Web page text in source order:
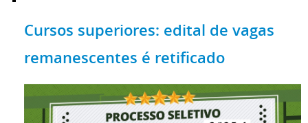
Cursos superiores: edital de vagas
remanescentes é retificado